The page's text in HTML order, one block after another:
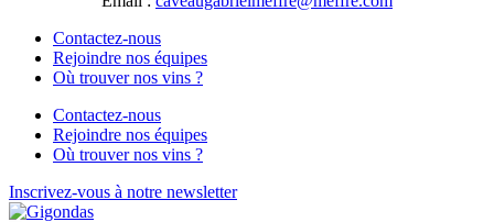
Contactez-nous
Rejoindre nos équipes
Où trouver nos vins ?
Contactez-nous
Rejoindre nos équipes
Où trouver nos vins ?
Inscrivez-vous à notre newsletter